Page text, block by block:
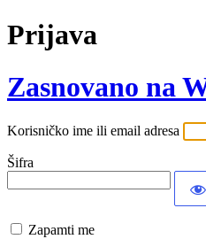
Prijava
Zasnovano na
Korisničko ime ili email adresa
Šifra
Zapamti me